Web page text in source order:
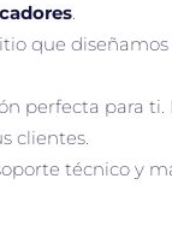
.
que
perfecta para
clientes.
técnico y